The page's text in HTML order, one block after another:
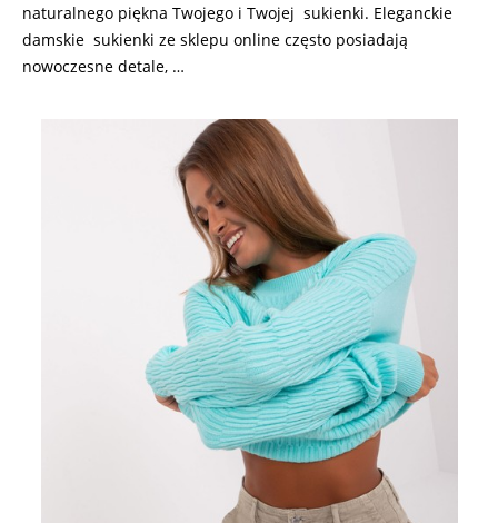
naturalnego piękna Twojego i Twojej sukienki. Eleganckie
damskie sukienki ze sklepu online często posiadają
nowoczesne detale, …